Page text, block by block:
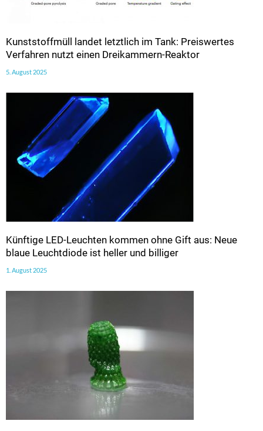
Kunststoffmüll landet letztlich im Tank: Preiswertes
Verfahren nutzt einen Dreikammern-Reaktor
5. August 2025
Künftige LED-Leuchten kommen ohne Gift aus: Neue
blaue Leuchtdiode ist heller und billiger
1. August 2025